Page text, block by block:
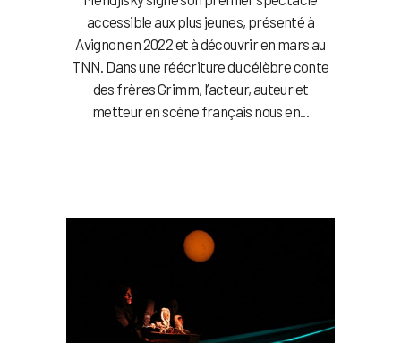
accessible aux plus jeunes, présenté à
Avignon en 2022 et à découvrir en mars au
TNN. Dans une réécriture du célèbre conte
des frères Grimm, l’acteur, auteur et
metteur en scène français nous en...